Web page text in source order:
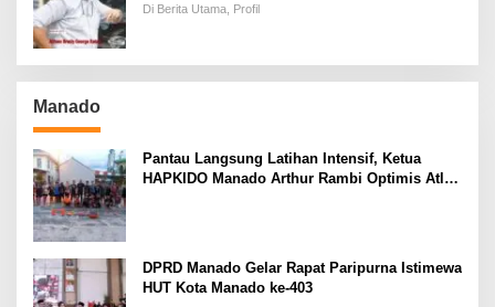
Di Berita Utama, Profil
Manado
Pantau Langsung Latihan Intensif, Ketua
HAPKIDO Manado Arthur Rambi Optimis Atlet
DPRD Manado Gelar Rapat Paripurna Istimewa
HUT Kota Manado ke-403